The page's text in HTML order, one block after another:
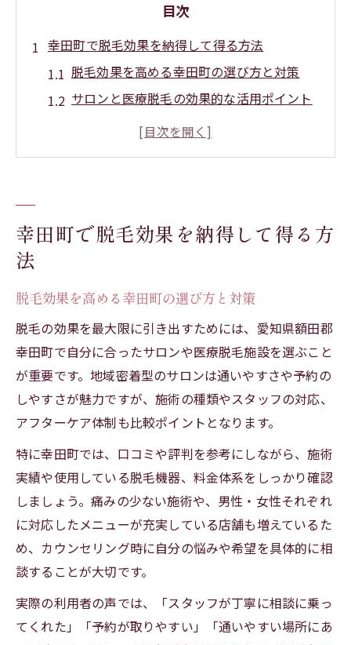
目次
幸田町で脱毛効果を納得して得る方法
脱毛効果を高める幸田町の選び方と対策
サロンと医療脱毛の効果的な活用ポイント
脱毛効果実感のために必要なケア習慣とは
ヒゲ脱毛に実感持てる幸田町の魅力
メンズ脱毛の中でもヒゲ脱毛が人気の理由
毛周期を理解してヒゲ脱毛効果を高める方
法
幸田町でヒゲ脱毛を選ぶ際の比較ポイント
ヒゲ脱毛の痛みと効果実感の体験を徹底解
説
脱毛を検討するなら幸田町で得る満足感
脱毛効果を重視した幸田町での満足ポイン
ト
幸田町で脱毛を始める前に知るべき基礎知
識
較
脱毛効果の口コミから見る満足度の高め方
幸田町で脱毛効果を納得して得る方
法
脱毛効果を高める幸田町の選び方と対策
脱毛の効果を最大限に引き出すためには、愛知県額田郡
幸田町で自分に合ったサロンや医療脱毛施設を選ぶこと
が重要です。地域密着型のサロンは通いやすさや予約の
しやすさが魅力ですが、施術の種類やスタッフの対応、
アフターケア体制も比較ポイントとなります。
特に幸田町では、口コミや評判を参考にしながら、施術
実績や使用している脱毛機器、料金体系をしっかり確認
しましょう。痛みの少ない施術や、男性・女性それぞれ
に対応したメニューが充実している店舗も増えているた
め、カウンセリング時に自分の悩みや希望を具体的に相
談することが大切です。
実際の利用者の声では、「スタッフが丁寧に相談に乗っ
てくれた」「予約が取りやすい」「通いやすい場所にあ